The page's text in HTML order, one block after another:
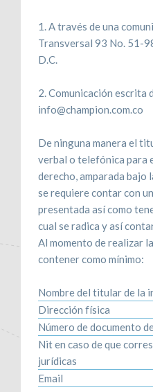
1. A través de una
Transversal 93 No. 51-
D.C.
2. Comunicación escrita
info@champion.com.co
De ninguna manera el
verbal o telefónica para
derecho, amparada bajo
se requiere contar con
presentada así como
cual se radica y así
Al momento de realizar
contener como mínimo:
Nombre del titular de la
Dirección física
Número de documento
Nit en caso de que
jurídicas
Email